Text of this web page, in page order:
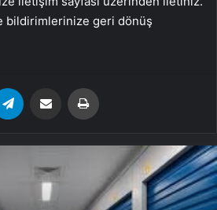
bildirimlerinize geri dönüş
Email'den paylaş